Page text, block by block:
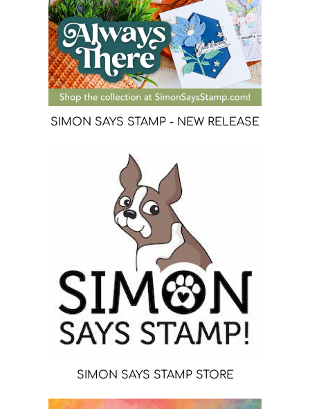
SIMON SAYS STAMP - NEW RELEASE
SIMON SAYS STAMP STORE